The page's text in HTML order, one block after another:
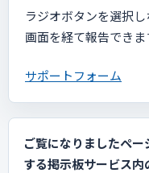
ラジオボタンを選択
画面を経て報告できま
サポートフォーム
ご覧になりましたペ
する掲示板サービス内